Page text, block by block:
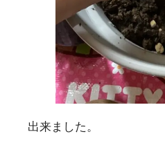
出来ました。